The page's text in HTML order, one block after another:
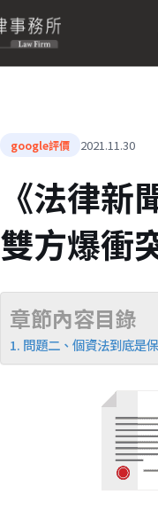
google評價 2021.11.30
《法律
雙方爆衝
章節內容目錄
問題二、個資法到底是